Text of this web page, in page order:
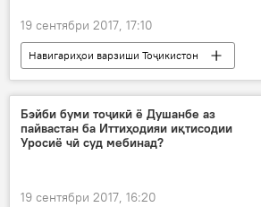
19 сентябри 2017, 17:10
Навигариҳои варзиши Тоҷикистон
Осиёи Марказӣ
Ҳамаи хабарҳо
Бозиҳои Осиёии 2017
Бозиҳои Осиёӣ
Бэйби буми тоҷикӣ ё Душанбе аз
пайвастан ба Иттиҳодияи иқтисодии
Уросиё чӣ суд мебинад?
19 сентябри 2017, 16:20